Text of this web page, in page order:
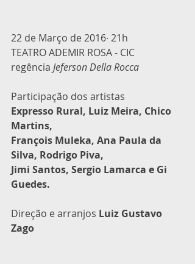
22 de Março de 2016∙ 21h
TEATRO ADEMIR ROSA - CIC
regência Jeferson Della Rocca
Participação dos artistas
Expresso Rural, Luiz Meira, Chico
Martins,
François Muleka, Ana Paula da
Silva, Rodrigo Piva,
Jimi Santos, Sergio Lamarca e Gi
Guedes.
Direção e arranjos Luiz Gustavo
Zago